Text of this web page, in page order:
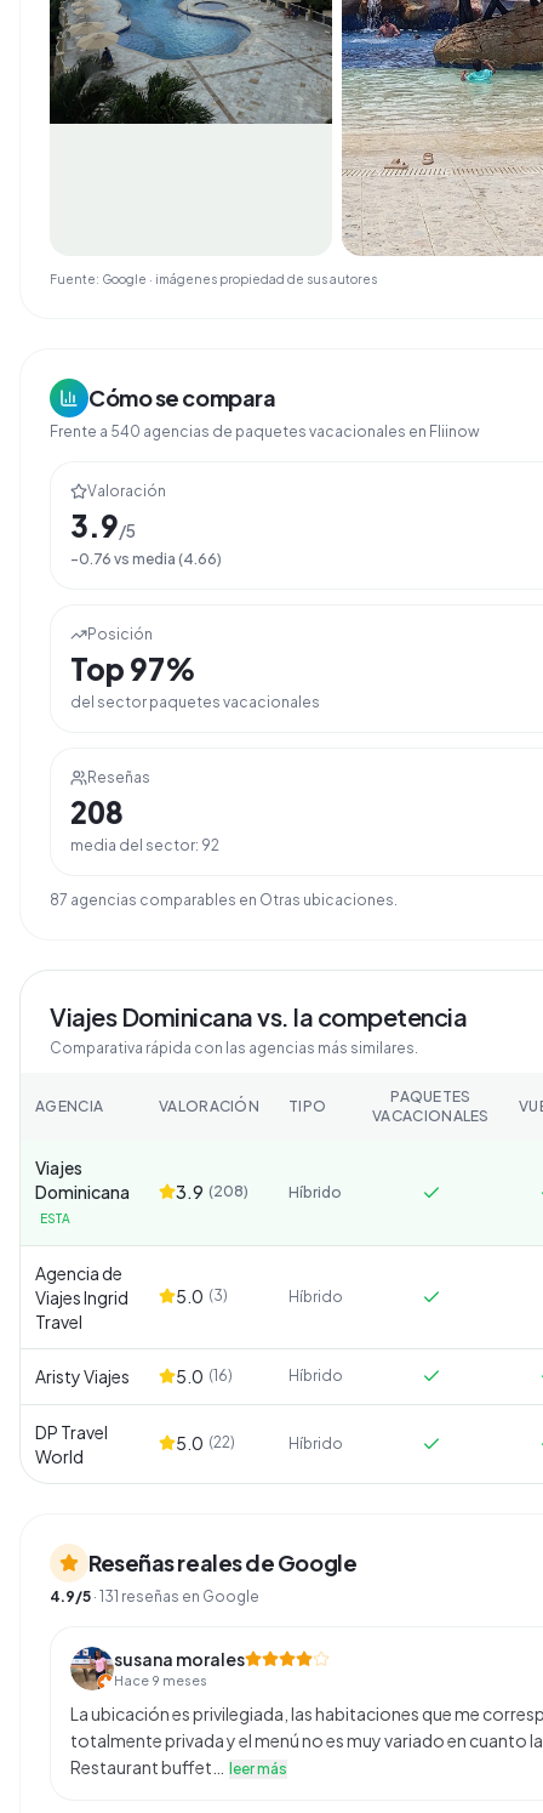
Fuente: Google · imágenes propiedad de sus autores
Cómo se compara
Frente a 540 agencias de paquetes vacacionales en Fliinow
Valoración
3.9/5
-0.76 vs media (4.66)
Posición
Top 97%
del sector paquetes vacacionales
Reseñas
208
media del sector: 92
87 agencias comparables en Otras ubicaciones.
Viajes Dominicanavs. la competencia
Comparativa rápida con las agencias más similares.
AGENCIA VALORACIÓN TIPO
PAQUETES
VACACIONALES
Viajes
Dominicana
ESTA
3.9 (208) Híbrido
Agencia de
Viajes Ingrid
Travel
5.0 (3) Híbrido
Aristy Viajes 5.0 (16) Híbrido
DP Travel
World
5.0 (22) Híbrido
Reseñas reales de Google
4.9/5 · 131 reseñas en Google
susana morales
Hace 9 meses
La ubicación es privilegiada, las habitaciones que me
totalmente privada y el menú no es muy variado en cuanto
Restaurant buffet…
leer más